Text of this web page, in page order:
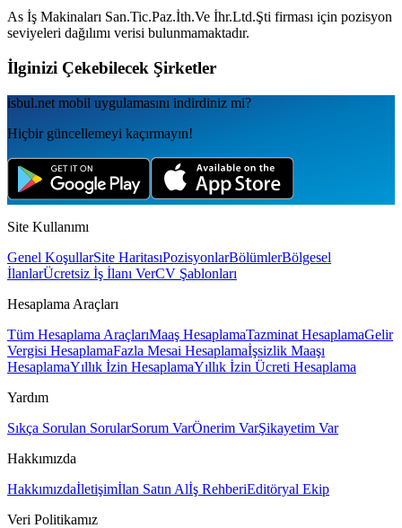
As İş Makinaları San.Tic.Paz.İth.Ve İhr.Ltd.Şti firması için pozisyon
seviyeleri dağılımı verisi bulunmamaktadır.
İlginizi Çekebilecek Şirketler
isbul.net mobil uygulamаsını indirdiniz mi?
Hiçbir güncellemeyi kaçırmayın!
Site Kullanımı
Genel KoşullarSite HaritasıPozisyonlarBölümlerBölgesel
İlanlarÜcretsiz İş İlanı VerCV Şablonları
Hesaplama Araçları
Tüm Hesaplama AraçlarıMaaş HesaplamaTazminat HesaplamaGelir
Vergisi HesaplamaFazla Mesai Hesaplamaİşsizlik Maaşı
HesaplamaYıllık İzin HesaplamaYıllık İzin Ücreti Hesaplama
Yardım
Sıkça Sorulan SorularSorum VarÖnerim VarŞikayetim Var
Hakkımızda
Hakkımızdaİletişimİlan Satın Alİş RehberiEditöryal Ekip
Veri Politikamız